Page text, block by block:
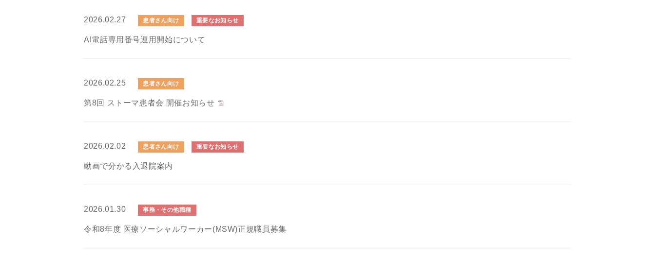
2026.02.27 患者さん向け 重要なお知らせ
AI電話専用番号運用開始について
2026.02.25 患者さん向け
第8回 ストーマ患者会 開催お知らせ
2026.02.02 患者さん向け 重要なお知らせ
動画で分かる入退院案内
2026.01.30 事務・その他職種
令和8年度 医療ソーシャルワーカー(MSW)正規職員募集